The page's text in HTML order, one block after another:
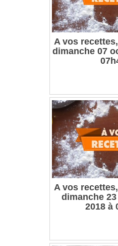
A vos
dimanche 07
A vos
dimanche
2018 à